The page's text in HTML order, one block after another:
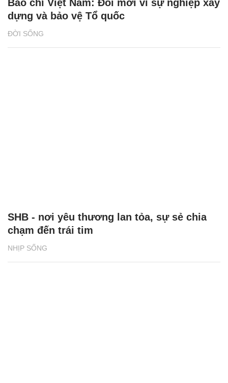
ĐỜI SỐNG
Báo chí Việt Nam: Đổi mới vì sự nghiệp xây
dựng và bảo vệ Tổ quốc
NHỊP SỐNG
SHB - nơi yêu thương lan tỏa, sự sẻ chia
chạm đến trái tim